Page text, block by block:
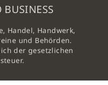
BUSINESS
Handel, Handwerk,
und Behörden.
der gesetzlichen